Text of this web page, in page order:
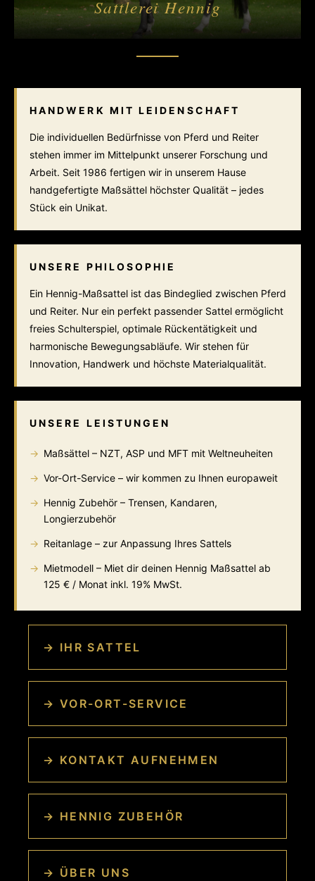
Sattlerei Hennig
HANDWERK MIT LEIDENSCHAFT
Die individuellen Bedürfnisse von Pferd und Reiter
stehen immer im Mittelpunkt unserer Forschung und
Arbeit. Seit 1986 fertigen wir in unserem Hause
handgefertigte Maßsättel höchster Qualität – jedes
Stück ein Unikat.
UNSERE PHILOSOPHIE
Ein Hennig-Maßsattel ist das Bindeglied zwischen Pferd
und Reiter. Nur ein perfekt passender Sattel ermöglicht
freies Schulterspiel, optimale Rückentätigkeit und
harmonische Bewegungsabläufe. Wir stehen für
Innovation, Handwerk und höchste Materialqualität.
UNSERE LEISTUNGEN
Maßsättel – NZT, ASP und MFT mit Weltneuheiten
Vor-Ort-Service – wir kommen zu Ihnen europaweit
Hennig Zubehör – Trensen, Kandaren,
Longierzubehör
Reitanlage – zur Anpassung Ihres Sattels
Mietmodell – Miet dir deinen Hennig Maßsattel ab
125 € / Monat inkl. 19% MwSt.
→ IHR SATTEL
→ VOR-ORT-SERVICE
→ KONTAKT AUFNEHMEN
→ HENNIG ZUBEHÖR
→ ÜBER UNS